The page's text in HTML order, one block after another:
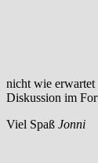
nicht wie
Diskussion im
Viel Spaß Jonni